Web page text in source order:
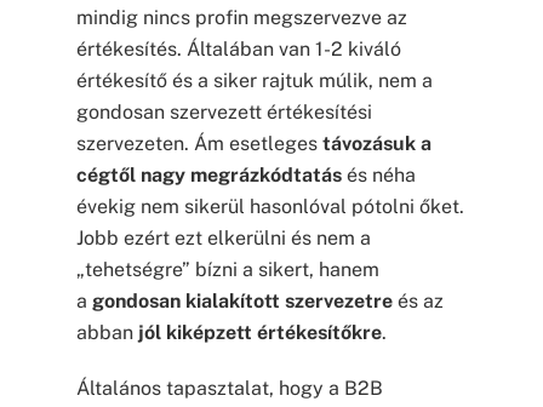
mindig nincs profin megszervezve az
értékesítés. Általában van 1-2 kiváló
értékesítő és a siker rajtuk múlik, nem a
gondosan szervezett értékesítési
szervezeten. Ám esetleges távozásuk a
cégtől nagy megrázkódtatásés néha
évekig nem sikerül hasonlóval pótolni őket.
Jobb ezért ezt elkerülni és nem a
„tehetségre” bízni a sikert, hanem
a gondosan kialakított szervezetreés az
abban jól kiképzett értékesítőkre.
Általános tapasztalat, hogy a B2B